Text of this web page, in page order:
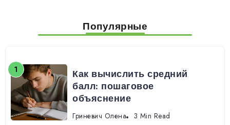
Популярные
Как вычислить средний
балл: пошаговое
объяснение
Гриневич Олена 3 Min Read